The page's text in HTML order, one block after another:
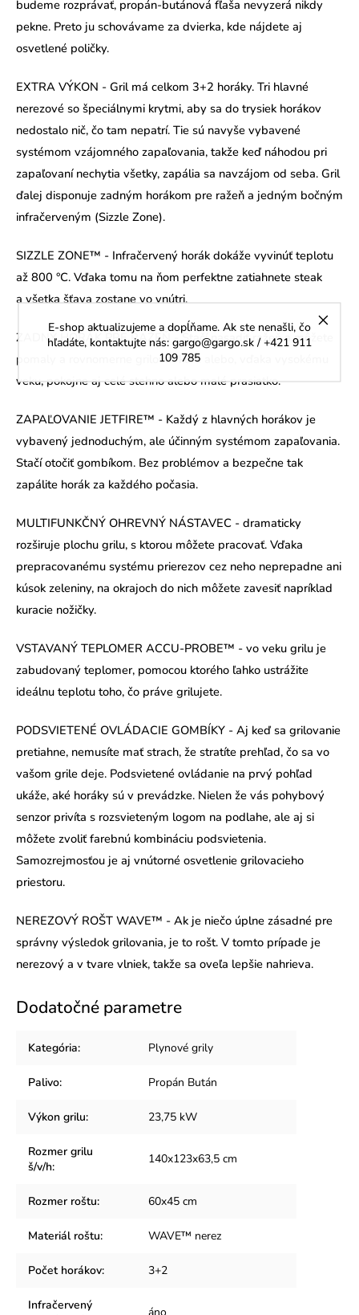
E-shop aktualizujeme a dopĺňame. Ak ste nenašli, čo
hľadáte, kontaktujte nás: gargo@gargo.sk / +421 911
109 785
budeme rozprávať, propán-butánová fľaša nevyzerá nikdy
pekne. Preto ju schovávame za dvierka, kde nájdete aj
osvetlené poličky.
EXTRA VÝKON - Gril má celkom 3+2 horáky. Tri hlavné
nerezové so špeciálnymi krytmi, aby sa do trysiek horákov
nedostalo nič, čo tam nepatrí. Tie sú navyše vybavené
systémom vzájomného zapaľovania, takže keď náhodou pri
zapaľovaní nechytia všetky, zapália sa navzájom od seba. Gril
ďalej disponuje zadným horákom pre ražeň a jedným bočným
infračerveným (Sizzle Zone).
SIZZLE ZONE™ - Infračervený horák dokáže vyvinúť teplotu
až 800 °C. Vďaka tomu na ňom perfektne zatiahnete steak
a všetka šťava zostane vo vnútri.
ZADNÝ HORÁK PRE RAŽEŇ - Stačí nasadiť ražeň a môžete
pomaly a rovnomerne grilovať kura alebo, vďaka vysokému
veku, pokojne aj celé stehno alebo malé prasiatko.
ZAPAĽOVANIE JETFIRE™ - Každý z hlavných horákov je
vybavený jednoduchým, ale účinným systémom zapaľovania.
Stačí otočiť gombíkom. Bez problémov a bezpečne tak
zapálite horák za každého počasia.
MULTIFUNKČNÝ OHREVNÝ NÁSTAVEC - dramaticky
rozširuje plochu grilu, s ktorou môžete pracovať. Vďaka
prepracovanému systému prierezov cez neho neprepadne ani
kúsok zeleniny, na okrajoch do nich môžete zavesiť napríklad
kuracie nožičky.
VSTAVANÝ TEPLOMER ACCU-PROBE™ - vo veku grilu je
zabudovaný teplomer, pomocou ktorého ľahko ustrážite
ideálnu teplotu toho, čo práve grilujete.
PODSVIETENÉ OVLÁDACIE GOMBÍKY - Aj keď sa grilovanie
pretiahne, nemusíte mať strach, že stratíte prehľad, čo sa vo
vašom grile deje. Podsvietené ovládanie na prvý pohľad
ukáže, aké horáky sú v prevádzke. Nielen že vás pohybový
senzor privíta s rozsvieteným logom na podlahe, ale aj si
môžete zvoliť farebnú kombináciu podsvietenia.
Samozrejmosťou je aj vnútorné osvetlenie grilovacieho
priestoru.
NEREZOVÝ ROŠT WAVE™ - Ak je niečo úplne zásadné pre
správny výsledok grilovania, je to rošt. V tomto prípade je
nerezový a v tvare vlniek, takže sa oveľa lepšie nahrieva.
Dodatočné parametre
Kategória: Plynové grily
Palivo: Propán Bután
Výkon grilu: 23,75 kW
Rozmer grilu
š/v/h:
140x123x63,5 cm
Rozmer roštu: 60x45 cm
Materiál roštu: WAVE™ nerez
Počet horákov: 3+2
Infračervený